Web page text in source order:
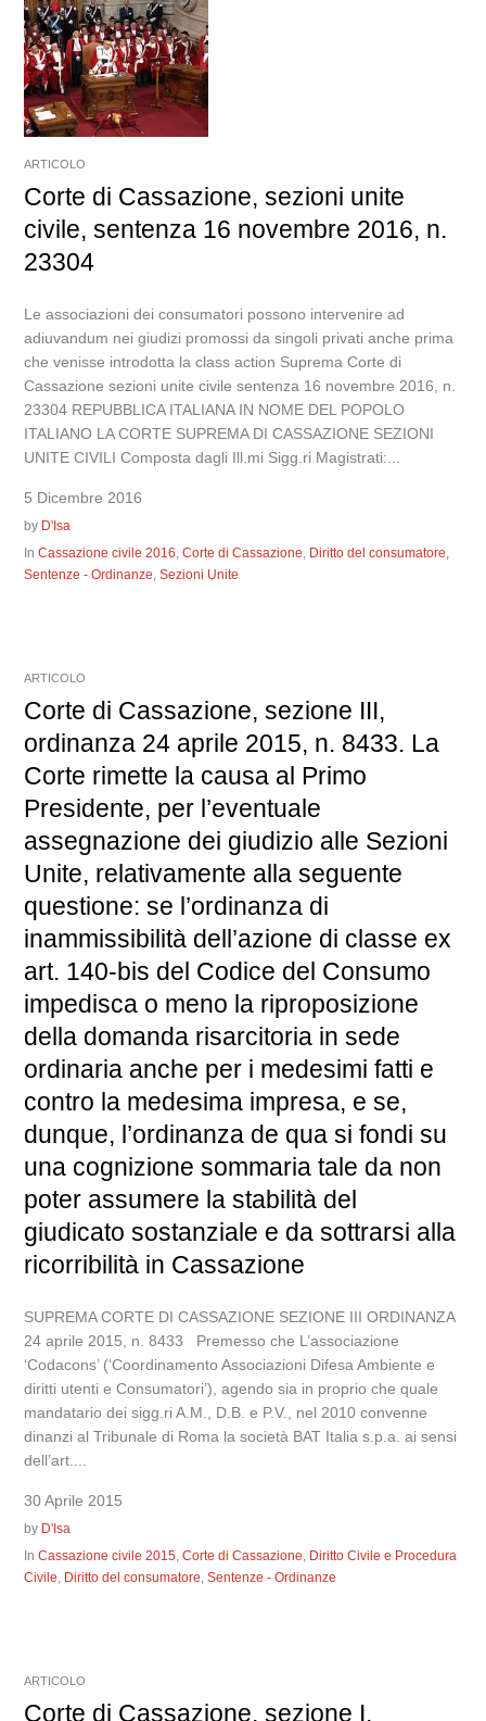
ARTICOLO
Corte di Cassazione, sezioni unite
civile, sentenza 16 novembre 2016, n.
23304
Le associazioni dei consumatori possono intervenire ad
adiuvandum nei giudizi promossi da singoli privati anche prima
che venisse introdotta la class action Suprema Corte di
Cassazione sezioni unite civile sentenza 16 novembre 2016, n.
23304 REPUBBLICA ITALIANA IN NOME DEL POPOLO
ITALIANO LA CORTE SUPREMA DI CASSAZIONE SEZIONI
UNITE CIVILI Composta dagli Ill.mi Sigg.ri Magistrati:...
5 Dicembre 2016
by D'Isa
InCassazione civile 2016 ,Corte di Cassazione Diritto del consumatore
Sentenze - Ordinanze ,Sezioni Unite
ARTICOLO
Corte di Cassazione, sezione III,
ordinanza 24 aprile 2015, n. 8433. La
Corte rimette la causa al Primo
Presidente, per l’eventuale
assegnazione dei giudizio alle Sezioni
Unite, relativamente alla seguente
questione: se l’ordinanza di
inammissibilità dell’azione di classe ex
art. 140-bis del Codice del Consumo
impedisca o meno la riproposizione
della domanda risarcitoria in sede
ordinaria anche per i medesimi fatti e
contro la medesima impresa, e se,
dunque, l’ordinanza de qua si fondi su
una cognizione sommaria tale da non
poter assumere la stabilità del
giudicato sostanziale e da sottrarsi alla
ricorribilità in Cassazione
SUPREMA CORTE DI CASSAZIONE SEZIONE III ORDINANZA
24 aprile 2015, n. 8433 Premesso che L’associazione
‘Codacons’ (‘Coordinamento Associazioni Difesa Ambiente e
diritti utenti e Consumatori’), agendo sia in proprio che quale
mandatario dei sigg.ri A.M., D.B. e P.V., nel 2010 convenne
dinanzi al Tribunale di Roma la società BAT Italia s.p.a. ai sensi
dell’art....
30 Aprile 2015
by D'Isa
InCassazione civile 2015 ,Corte di Cassazione Diritto Civile e Procedura
Civile Diritto del consumatore ,Sentenze - Ordinanze
ARTICOLO
Corte di Cassazione, sezione I,